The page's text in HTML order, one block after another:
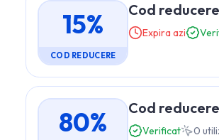
15%
COD REDUCERE
Cod
Expira azi
80% Cod
Verificat 0